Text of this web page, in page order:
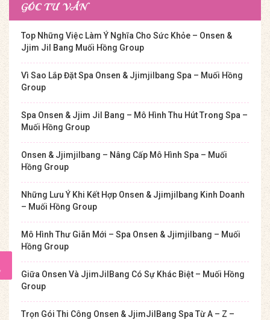
GÓC TƯ VẤN
Top Những Việc Làm Ý Nghĩa Cho Sức Khỏe – Onsen &
Jjim Jil Bang Muối Hồng Group
Vì Sao Lắp Đặt Spa Onsen & Jjimjilbang Spa – Muối Hồng
Group
Spa Onsen & Jjim Jil Bang – Mô Hình Thu Hút Trong Spa –
Muối Hồng Group
Onsen & Jjimjilbang – Nâng Cấp Mô Hình Spa – Muối
Hồng Group
Những Lưu Ý Khi Kết Hợp Onsen & Jjimjilbang Kinh Doanh
– Muối Hồng Group
Mô Hình Thư Giãn Mới – Spa Onsen & Jjimjilbang – Muối
Hồng Group
Giữa Onsen Và JjimJilBang Có Sự Khác Biệt – Muối Hồng
Group
Trọn Gói Thi Công Onsen & JjimJilBang Spa Từ A – Z –